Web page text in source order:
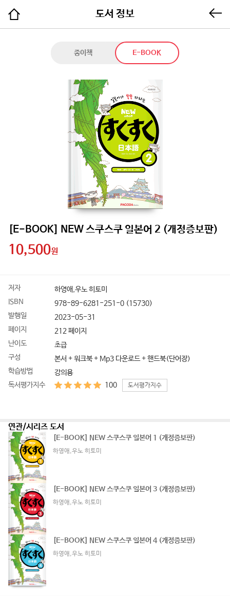
도서 정보
종이책 E-BOOK
[E-BOOK] NEW 스쿠스쿠 일본어 2 (개정증보판)
10,500원
도
서
상
세
정
보
저자
하영애,우노 히토미
ISBN
978-89-6281-251-0 (15730)
발행일
2023-05-31
페이지
212 페이지
난이도
초급
구성
본서 + 워크북 + Mp3 다운로드 + 핸드북(단어장)
학습방법
강의용
독서평가지수
100 도서평가지수
연관/시리즈 도서
[E-BOOK] NEW 스쿠스쿠 일본어 1 (개정증보판)
하영애,우노 히토미
[E-BOOK] NEW 스쿠스쿠 일본어 3 (개정증보판)
하영애,우노 히토미
[E-BOOK] NEW 스쿠스쿠 일본어 4 (개정증보판)
하영애,우노 히토미